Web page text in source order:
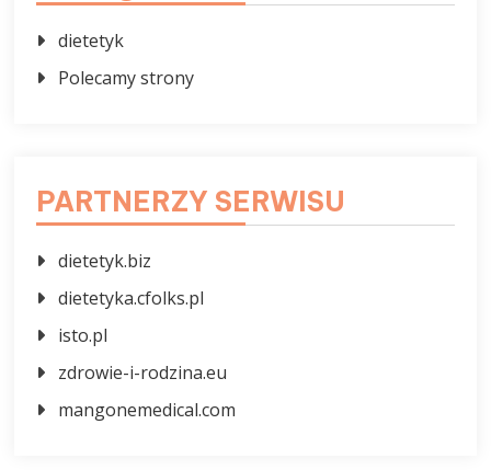
dietetyk
Polecamy strony
PARTNERZY SERWISU
dietetyk.biz
dietetyka.cfolks.pl
isto.pl
zdrowie-i-rodzina.eu
mangonemedical.com